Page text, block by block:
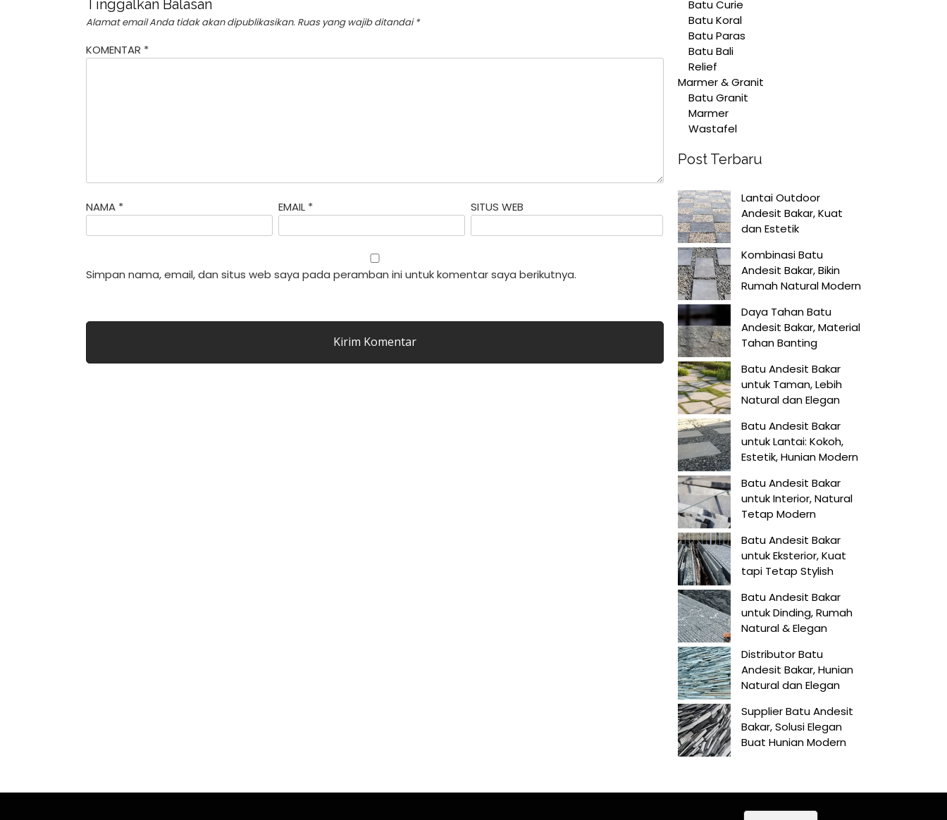
Tinggalkan Balasan
Alamat email Anda tidak akan dipublikasikan. Ruas yang wajib ditandai*
KOMENTAR *
NAMA * EMAIL * SITUS WEB
Simpan nama, email, dan situs web saya pada peramban ini untuk komentar saya berikutnya.
Batu Curie
Batu Koral
Batu Paras
Batu Bali
Relief
Marmer & Granit
Batu Granit
Marmer
Wastafel
Post Terbaru
Lantai Outdoor
Andesit Bakar, Kuat
dan Estetik
Kombinasi Batu
Andesit Bakar, Bikin
Rumah Natural Modern
Daya Tahan Batu
Andesit Bakar, Material
Tahan Banting
Batu Andesit Bakar
untuk Taman, Lebih
Natural dan Elegan
Batu Andesit Bakar
untuk Lantai: Kokoh,
Estetik, Hunian Modern
Batu Andesit Bakar
untuk Interior, Natural
Tetap Modern
Batu Andesit Bakar
untuk Eksterior, Kuat
tapi Tetap Stylish
Batu Andesit Bakar
untuk Dinding, Rumah
Natural & Elegan
Distributor Batu
Andesit Bakar, Hunian
Natural dan Elegan
Supplier Batu Andesit
Bakar, Solusi Elegan
Buat Hunian Modern